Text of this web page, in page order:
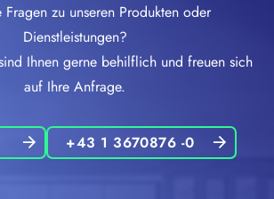
Fragen zu unseren Produkten oder
Dienstleistungen?
Ihnen gerne behilflich und freuen sich
auf Ihre Anfrage.
+43 1 3670876 -0